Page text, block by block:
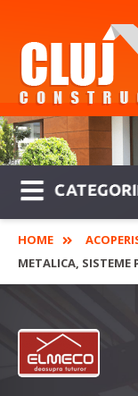
HOME
METALICA, SISTEME